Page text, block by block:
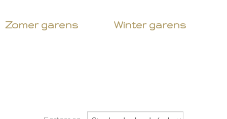
Zomer garens Winter garens